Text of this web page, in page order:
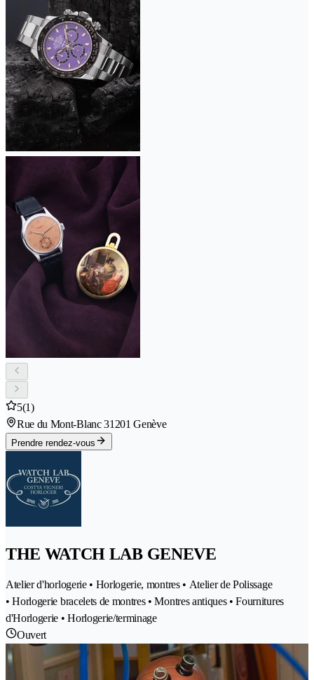
5(1)
Rue du Mont-Blanc 31201 Genève
Prendre rendez-vous
THE WATCH LAB GENEVE
Atelier d'horlogerie • Horlogerie, montres • Atelier de Polissage
• Horlogerie bracelets de montres • Montres antiques • Fournitures
d'Horlogerie • Horlogerie/terminage
Ouvert